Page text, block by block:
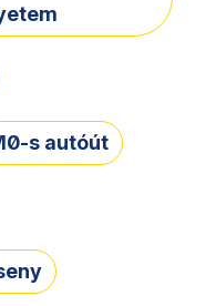
s autóút